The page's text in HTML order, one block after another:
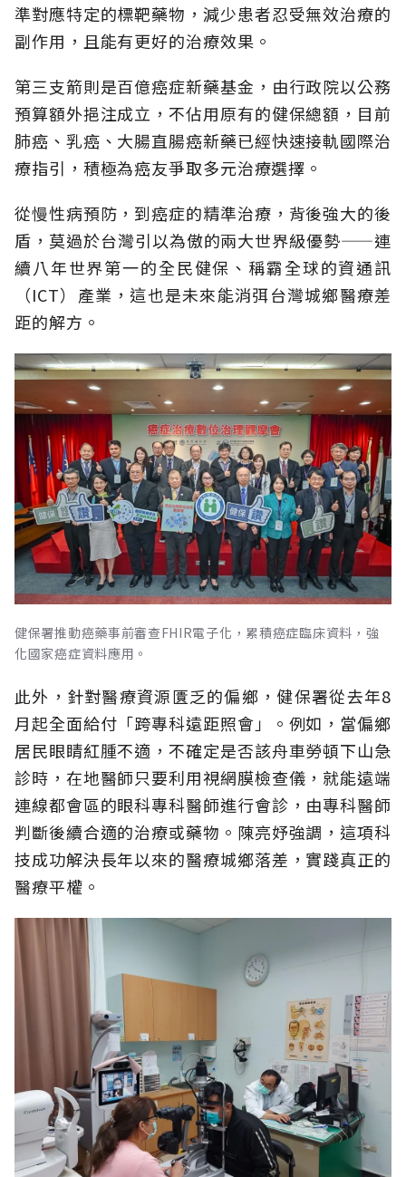
準對應特定的標靶藥物，減少患者忍受無效治療的
副作用，且能有更好的治療效果。
第三支箭則是百億癌症新藥基金，由行政院以公務
預算額外挹注成立，不佔用原有的健保總額，目前
肺癌、乳癌、大腸直腸癌新藥已經快速接軌國際治
療指引，積極為癌友爭取多元治療選擇。
從慢性病預防，到癌症的精準治療，背後強大的後
盾，莫過於台灣引以為傲的兩大世界級優勢——連
續八年世界第一的全民健保、稱霸全球的資通訊
（ICT）產業，這也是未來能消弭台灣城鄉醫療差
距的解方。
健保署推動癌藥事前審查FHIR電子化，累積癌症臨床資料，強
化國家癌症資料應用。
此外，針對醫療資源匱乏的偏鄉，健保署從去年8
月起全面給付「跨專科遠距照會」。例如，當偏鄉
居民眼睛紅腫不適，不確定是否該舟車勞頓下山急
診時，在地醫師只要利用視網膜檢查儀，就能遠端
連線都會區的眼科專科醫師進行會診，由專科醫師
判斷後續合適的治療或藥物。陳亮妤強調，這項科
技成功解決長年以來的醫療城鄉落差，實踐真正的
醫療平權。